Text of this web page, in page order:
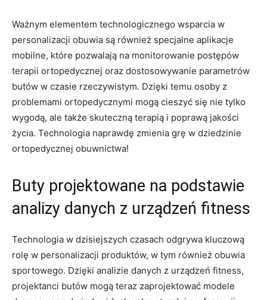
Ważnym elementem⁢ technologicznego wsparcia​ w
‍personalizacji obuwia są również ​specjalne aplikacje
mobilne, ⁣które pozwalają na monitorowanie postępów
terapii ‌ortopedycznej oraz dostosowywanie parametrów​
butów ⁣w czasie rzeczywistym. Dzięki temu osoby z
problemami‌ ortopedycznymi mogą⁣ cieszyć się nie tylko​
wygodą, ale także skuteczną terapią i poprawą⁣ jakości
życia. Technologia naprawdę zmienia ⁣grę w dziedzinie
ortopedycznej obuwnictwa!
Buty⁢ projektowane ⁢na podstawie
‍analizy danych z urządzeń​ fitness
Technologia w dzisiejszych czasach odgrywa kluczową
rolę w personalizacji ⁢produktów, w tym również obuwia
sportowego. Dzięki⁢ analizie danych‌ z urządzeń ⁣fitness,⁢
projektanci ​butów⁤ mogą teraz zaprojektować modele